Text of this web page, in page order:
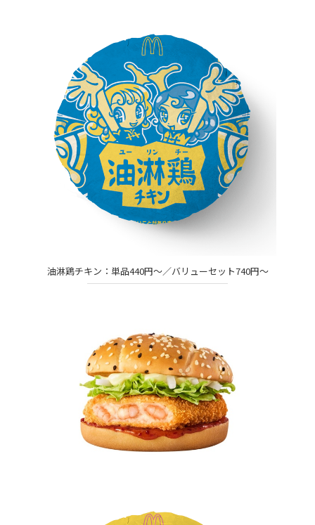
油淋鶏チキン：単品440円～／バリューセット740円～